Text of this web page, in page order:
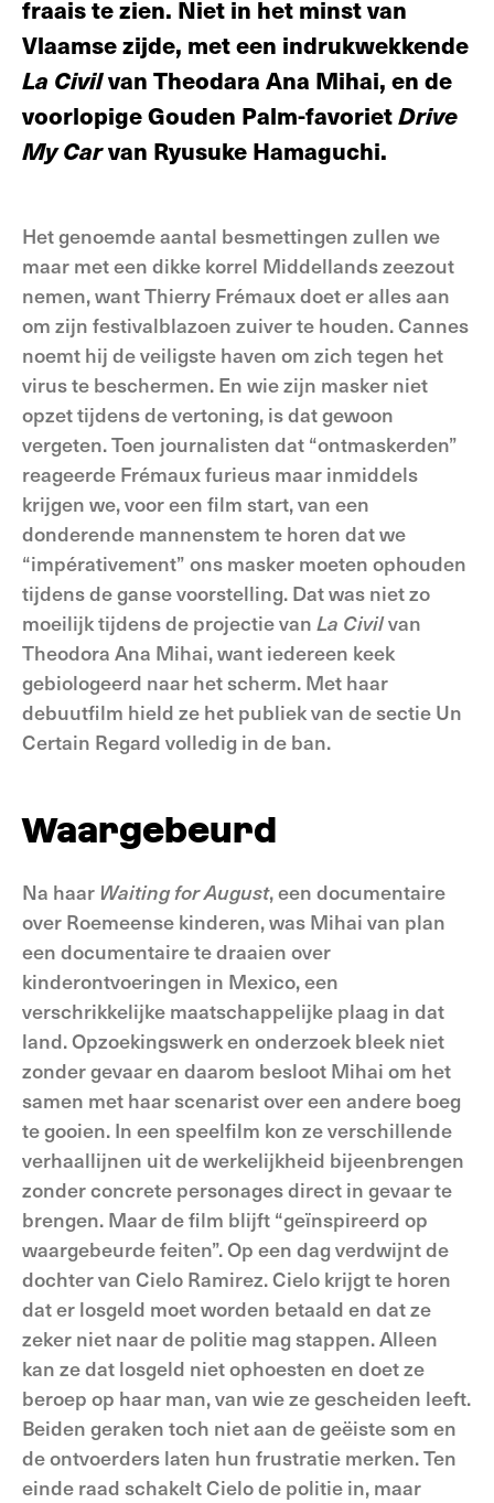
fraais te zien. Niet in het minst van
Vlaamse zijde, met een indrukwekkende
La Civilvan Theodara Ana Mihai, en de
voorlopige Gouden Palm-favorietDrive
My Carvan Ryusuke Hamaguchi.
Het genoemde aantal besmettingen zullen we
maar met een dikke korrel Middellands zeezout
nemen, want Thierry Frémaux doet er alles aan
om zijn festivalblazoen zuiver te houden. Cannes
noemt hij de veiligste haven om zich tegen het
virus te beschermen. En wie zijn masker niet
opzet tijdens de vertoning, is dat gewoon
vergeten. Toen journalisten dat “ontmaskerden”
reageerde Frémaux furieus maar inmiddels
krijgen we, voor een film start, van een
donderende mannenstem te horen dat we
“impérativement” ons masker moeten ophouden
tijdens de ganse voorstelling. Dat was niet zo
moeilijk tijdens de projectie van La Civilvan
Theodora Ana Mihai, want iedereen keek
gebiologeerd naar het scherm. Met haar
debuutfilm hield ze het publiek van de sectie Un
Certain Regard volledig in de ban.
Waargebeurd
Na haar Waiting for August, een documentaire
over Roemeense kinderen, was Mihai van plan
een documentaire te draaien over
kinderontvoeringen in Mexico, een
verschrikkelijke maatschappelijke plaag in dat
land. Opzoekingswerk en onderzoek bleek niet
zonder gevaar en daarom besloot Mihai om het
samen met haar scenarist over een andere boeg
te gooien. In een speelfilm kon ze verschillende
verhaallijnen uit de werkelijkheid bijeenbrengen
zonder concrete personages direct in gevaar te
brengen. Maar de film blijft “geïnspireerd op
waargebeurde feiten”. Op een dag verdwijnt de
dochter van Cielo Ramirez. Cielo krijgt te horen
dat er losgeld moet worden betaald en dat ze
zeker niet naar de politie mag stappen. Alleen
kan ze dat losgeld niet ophoesten en doet ze
beroep op haar man, van wie ze gescheiden leeft.
Beiden geraken toch niet aan de geëiste som en
de ontvoerders laten hun frustratie merken. Ten
einde raad schakelt Cielo de politie in, maar